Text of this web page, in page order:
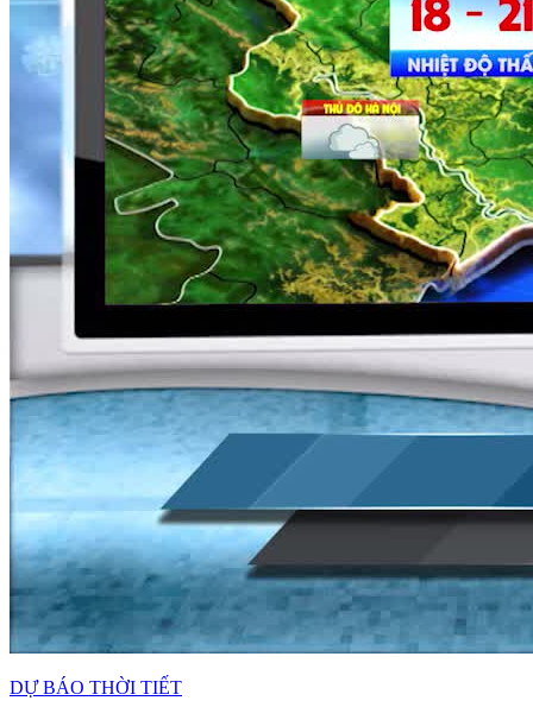
DỰ BÁO THỜI TIẾT